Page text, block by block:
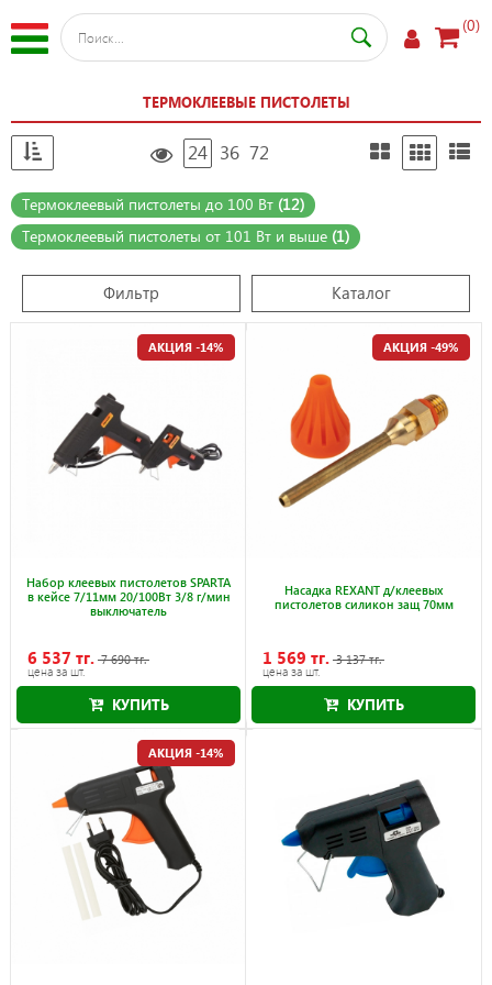
(0)
ТЕРМОКЛЕЕВЫЕ ПИСТОЛЕТЫ
24 36 72
Термоклеевый пистолеты до 100 Вт (12)
Термоклеевый пистолеты от 101 Вт и выше (1)
Фильтр Каталог
Набор клеевых пистолетов SPARTA
в кейсе 7/11мм 20/100Вт 3/8 г/мин
выключатель
6 537 тг. 7 690 тг.
цена за шт.
Акция действует до 30.09.2026
АКЦИЯ -14%
КУПИТЬ
Насадка REXANT д/клеевых
пистолетов силикон защ 70мм
1 569 тг. 3 137 тг.
цена за шт.
Акция действует до 30.09.2026
АКЦИЯ -49%
КУПИТЬ
АКЦИЯ -14%